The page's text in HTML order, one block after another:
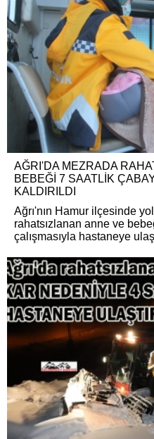
AĞRI'DA MEZRADA
BEBEĞİ 7 SAATLİK
KALDIRILDI
Ağrı'nın Hamur ilçesinde
rahatsızlanan anne ve
çalışmasıyla hastaneye